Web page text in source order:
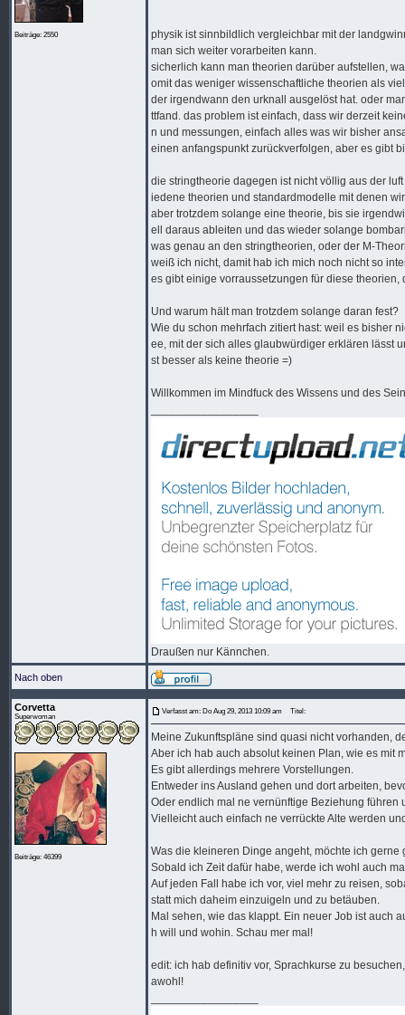
Beiträge: 2550
physik ist sinnbildlich vergleichbar mit der
man sich weiter vorarbeiten kann.
sicherlich kann man theorien darüber aufstellen,
omit das weniger wissenschaftliche theorien als
der irgendwann den urknall ausgelöst hat. oder
ttfand. das problem ist einfach, dass wir derzeit
n und messungen, einfach alles was wir bisher
einen anfangspunkt zurückverfolgen, aber es gibt
die stringtheorie dagegen ist nicht völlig aus der
iedene theorien und standardmodelle mit denen
aber trotzdem solange eine theorie, bis sie
ell daraus ableiten und das wieder solange
was genau an den stringtheorien, oder der M-
weiß ich nicht, damit hab ich mich noch nicht so
es gibt einige vorraussetzungen für diese
Und warum hält man trotzdem solange daran fest?
Wie du schon mehrfach zitiert hast: weil es bisher
ee, mit der sich alles glaubwürdiger erklären lässt
st besser als keine theorie =)
Willkommen im Mindfuck des Wissens und des
Draußen nur Kännchen.
Nach oben
Corvetta
Superwoman
Beiträge: 46399
Verfasst am: Do Aug 29, 2013 10:09 am Titel:
Meine Zukunftspläne sind quasi nicht vorhanden,
Aber ich hab auch absolut keinen Plan, wie es mit
Es gibt allerdings mehrere Vorstellungen.
Entweder ins Ausland gehen und dort arbeiten,
Oder endlich mal ne vernünftige Beziehung
Vielleicht auch einfach ne verrückte Alte werden
Was die kleineren Dinge angeht, möchte ich
Sobald ich Zeit dafür habe, werde ich wohl auch
Auf jeden Fall habe ich vor, viel mehr zu reisen,
statt mich daheim einzuigeln und zu betäuben.
Mal sehen, wie das klappt. Ein neuer Job ist auch
h will und wohin. Schau mer mal!
edit: ich hab definitiv vor, Sprachkurse zu
awohl!